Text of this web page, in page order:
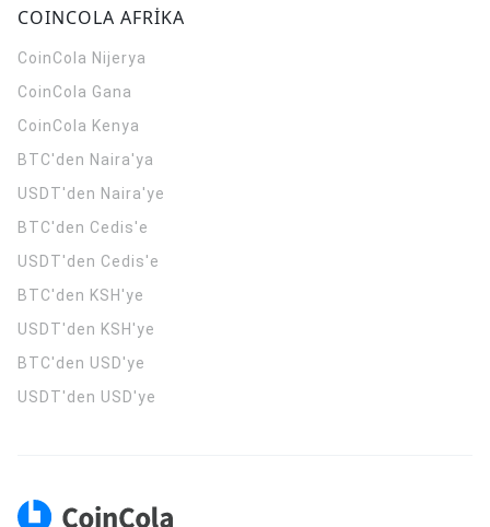
COINCOLA AFRİKA
CoinCola Nijerya
CoinCola Gana
CoinCola Kenya
BTC'den Naira'ya
USDT'den Naira'ye
BTC'den Cedis'e
USDT'den Cedis'e
BTC'den KSH'ye
USDT'den KSH'ye
BTC'den USD'ye
USDT'den USD'ye